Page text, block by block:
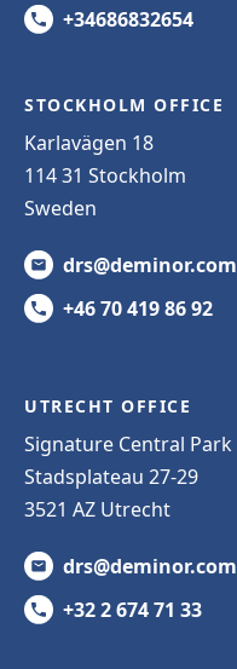
+34686832654
STOCKHOLM OFFICE
Karlavägen 18
114 31 Stockholm
Sweden
drs@deminor.com
+46 70 419 86 92
UTRECHT OFFICE
Signature Central Park
Stadsplateau 27-29
3521 AZ Utrecht
drs@deminor.com
+32 2 674 71 33